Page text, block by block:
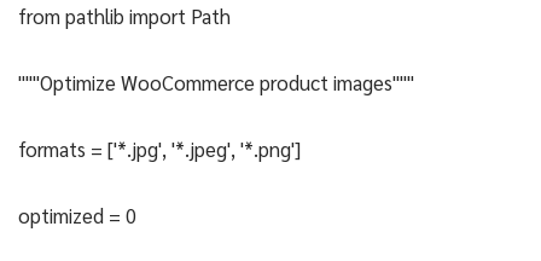
from pathlib import Path
"""Optimize WooCommerce product images"""
formats = ['*.jpg', '*.jpeg', '*.png']
optimized = 0